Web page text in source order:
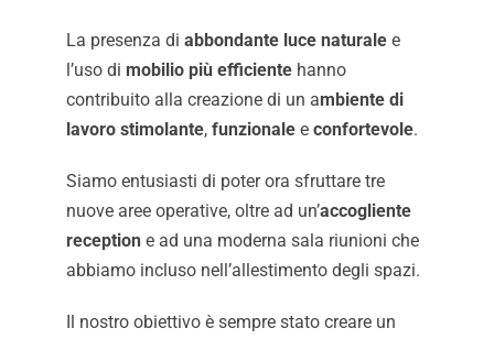
La presenza di abbondante luce naturalee
l’uso di mobilio più efficiente hanno
contribuito alla creazione di un ambiente di
lavoro stimolante,funzionalee confortevole.
Siamo entusiasti di poter ora sfruttare tre
nuove aree operative, oltre ad un’accogliente
receptione ad una moderna sala riunioni che
abbiamo incluso nell’allestimento degli spazi.
Il nostro obiettivo è sempre stato creare un